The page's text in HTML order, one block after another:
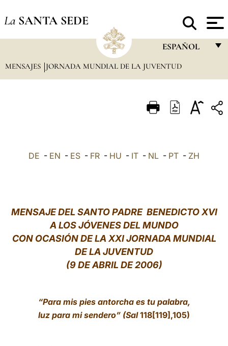
La SANTA SEDE
ESPAÑOL
FRANÇAIS
ITALIANO
中文
LATINE
MENSAJES JORNADA MUNDIAL DE LA JUVENTUD
DE - EN - ES - FR - HU - IT - NL - PT - ZH
MENSAJE DEL SANTO PADRE BENEDICTO XVI
A LOS JÓVENES DEL MUNDO
CON OCASIÓN DE LA XXI JORNADA MUNDIAL
DE LA JUVENTUD
(9 DE ABRIL DE 2006)
“Para mis pies antorcha es tu palabra,
luz para mi sendero” (Sal118[119],105)